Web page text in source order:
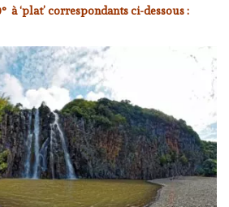
à ‘plat’ correspondants ci-dessous :